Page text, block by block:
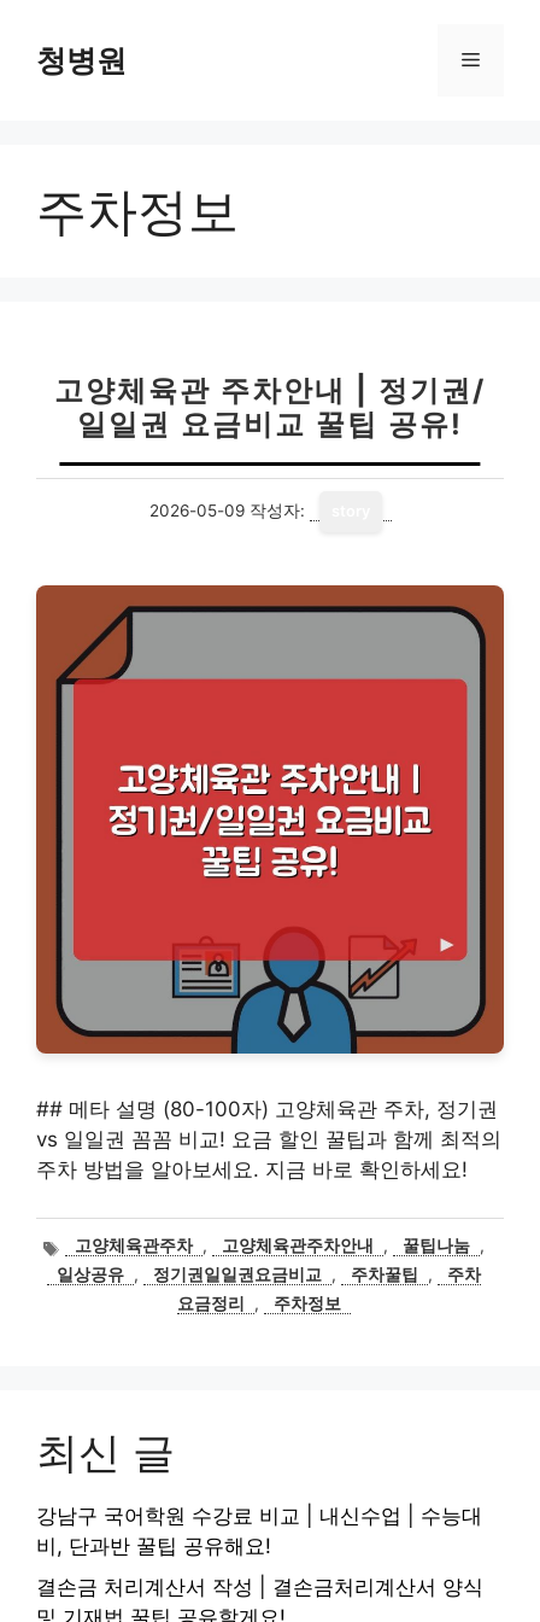
청병원 메
주차정보
고양체육관 주차안내 | 정기권/
일일권 요금비교 꿀팁 공유!
2026-05-09 작성자:
## 메타 설명 (80-100자) 고양체육관 주차, 정기권
vs 일일권 꼼꼼 비교! 요금 할인 꿀팁과 함께 최적의
주차 방법을 알아보세요. 지금 바로 확인하세요!
태
그
고양체육관주차 , 고양체육관주차안내 , 꿀팁나눔 ,
일상공유 , 정기권일일권요금비교 , 주차꿀팁 ,
주차
요금정리
, 주차정보
최신 글
강남구 국어학원 수강료 비교 | 내신수업 | 수능대
비, 단과반 꿀팁 공유해요!
결손금 처리계산서 작성 | 결손금처리계산서 양식
및 기재법 꿀팁 공유할게요!